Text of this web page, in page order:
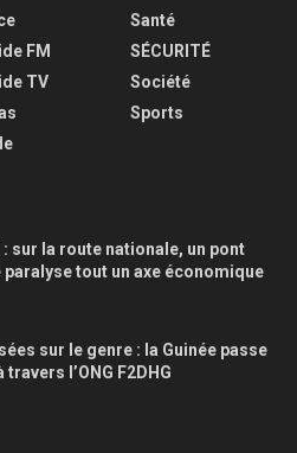
FM
TV
Santé
SÉCURITÉ
Société
Sports
: sur la route nationale, un pont
paralyse tout un axe économique
sur le genre : la Guinée passe
travers l’ONG F2DHG